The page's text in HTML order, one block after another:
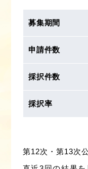
募集期間
申請件数
採択件数
採択率
第12次・第13次